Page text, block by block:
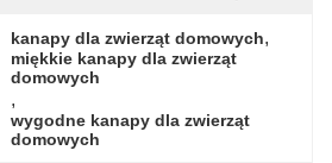
kanapy dla zwierząt domowych,
miękkie kanapy dla zwierząt
domowych
,
wygodne kanapy dla zwierząt
domowych